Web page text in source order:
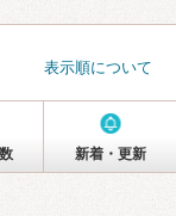
表示順について
新着・更新